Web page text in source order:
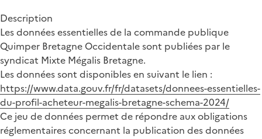
Description
Les données essentielles de la commande publique
Quimper Bretagne Occidentale sont publiées par le
syndicat Mixte Mégalis Bretagne.
Les données sont disponibles en suivant le lien :
https://www.data.gouv.fr/fr/datasets/donnees-essentielles-
du-profil-acheteur-megalis-bretagne-schema-2024/
Ce jeu de données permet de répondre aux obligations
réglementaires concernant la publication des données